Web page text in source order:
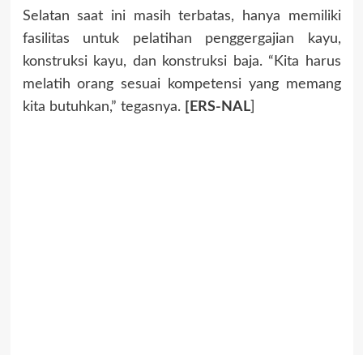
Selatan saat ini masih terbatas, hanya memiliki
fasilitas untuk pelatihan penggergajian kayu,
konstruksi kayu, dan konstruksi baja. “Kita harus
melatih orang sesuai kompetensi yang memang
kita butuhkan,” tegasnya. [ERS-NAL]